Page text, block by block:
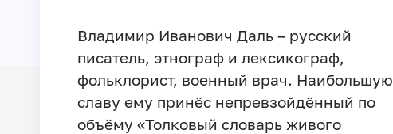
Владимир Иванович Даль – русский
писатель, этнограф и лексикограф,
фольклорист, военный врач. Наибольшую
славу ему принёс непревзойдённый по
объёму «Толковый словарь живого